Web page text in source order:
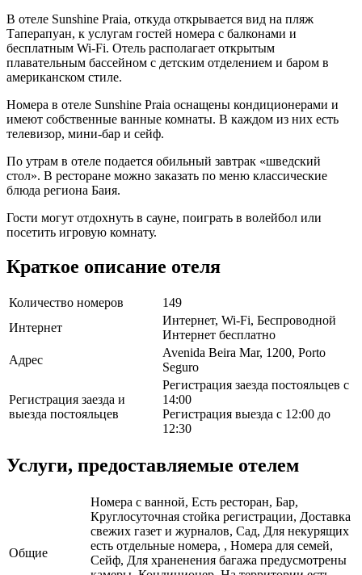
В отеле Sunshine Praia, откуда открывается вид на пляж
Таперапуан, к услугам гостей номера с балконами и
бесплатным Wi-Fi. Отель располагает открытым
плавательным бассейном с детским отделением и баром в
американском стиле.
Номера в отеле Sunshine Praia оснащены кондиционерами и
имеют собственные ванные комнаты. В каждом из них есть
телевизор, мини-бар и сейф.
По утрам в отеле подается обильный завтрак «шведский
стол». В ресторане можно заказать по меню классические
блюда региона Баия.
Гости могут отдохнуть в сауне, поиграть в волейбол или
посетить игровую комнату.
Краткое описание отеля
Количество номеров
149
Интернет
Интернет, Wi-Fi, Беспроводной
Интернет бесплатно
Адрес
Avenida Beira Mar, 1200, Porto
Seguro
Регистрация заезда и
выезда постояльцев
Регистрация заезда постояльцев с
14:00
Регистрация выезда с 12:00 до
12:30
Услуги, предоставляемые отелем
Общие
Номера с ванной, Есть ресторан, Бар,
Круглосуточная стойка регистрации, Доставка
свежих газет и журналов, Сад, Для некурящих
есть отдельные номера, , Номера для семей,
Сейф, Для храненения багажа предусмотрены